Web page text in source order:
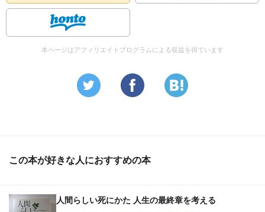
である。我々は全員、例外なく、その終焉に立ち会ってお
り、世界全体で反復する、かけがえのない、ただ一つの終
わりの中では、誰も、何も語り得ない。かりそめの沈黙が
許されざる何かを不意に語ってしまわぬように、我々は語
ながら、それでも、なお。
本ページはアフィリエイトプログラムによる収益を得ています
この本が好きな人におすすめの本
人間らしい死にかた 人生の最終章を考える